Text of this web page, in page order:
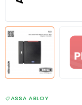
ASSA ABLOY